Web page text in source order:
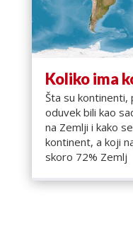
Koliko ima
Šta su kontinenti,
oduvek bili kao
na Zemlji i kako
kontinent, a koji
skoro 72% Zemlj